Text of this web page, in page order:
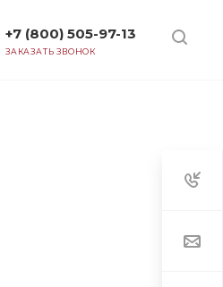
+7 (800) 505-97-13
ЗАКАЗАТЬ ЗВОНОК